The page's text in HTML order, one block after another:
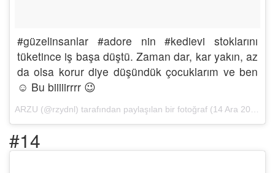
#güzelinsanlar #adore nin #kedievi stoklarını
tüketince iş başa düştü. Zaman dar, kar yakın, az
da olsa korur diye düşündük çocuklarım ve ben
☺ Bu biiiiirrrr 😉
ARZU (@rzydnl) tarafından paylaşılan bir fotoğraf (14 Ara 2016, 09:03 PST
#14